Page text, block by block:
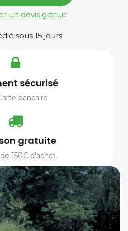
un devis gratuit
sous 15 jours
sécurisé
bancaire
gratuite
150€ d'achat.